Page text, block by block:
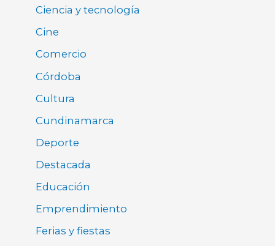
Ciencia y tecnología
Cine
Comercio
Córdoba
Cultura
Cundinamarca
Deporte
Destacada
Educación
Emprendimiento
Ferias y fiestas